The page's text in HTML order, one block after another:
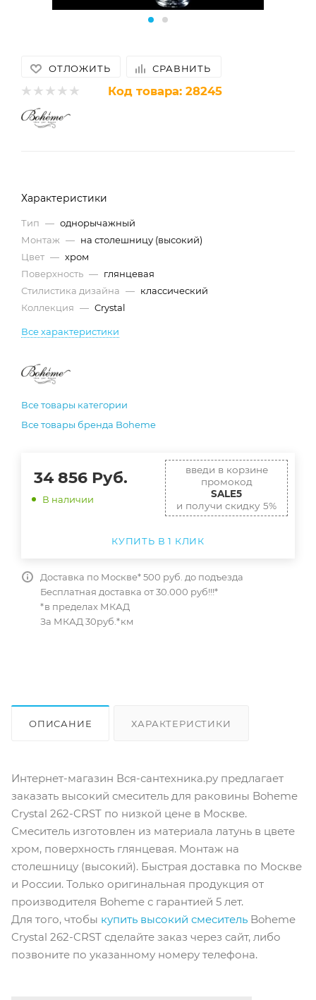
ОТЛОЖИТЬ СРАВНИТЬ
Код товара: 28245
Характеристики
Тип — однорычажный
Монтаж — на столешницу (высокий)
Цвет — хром
Поверхность — глянцевая
Стилистика дизайна — классический
Коллекция — Crystal
Все характеристики
Все товары категории
Все товары бренда Boheme
34 856 Руб.
В наличии
введи в корзине
промокод
SALE5
и получи скидку 5%
КУПИТЬ В 1 КЛИК
Доставка по Москве* 500 руб. до подъезда
Бесплатная доставка от 30.000 руб!!!*
*в пределах МКАД
За МКАД 30руб.*км
ОПИСАНИЕ ХАРАКТЕРИСТИКИ
Интернет-магазин Вся-сантехника.ру предлагает
заказать высокий смеситель для раковины Boheme
Crystal 262-CRST по низкой цене в Москве.
Смеситель изготовлен из материала латунь в цвете
хром, поверхность глянцевая. Монтаж на
столешницу (высокий). Быстрая доставка по Москве
и России. Только оригинальная продукция от
производителя Boheme с гарантией 5 лет.
Для того, чтобы купить высокий смеситель Boheme
Crystal 262-CRST сделайте заказ через сайт, либо
позвоните по указанному номеру телефона.